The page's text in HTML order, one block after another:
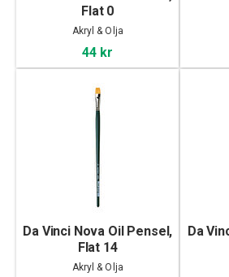
Flat 0
Akryl & Olja
44 kr
Da Vinci Nova Oil Pensel,
Flat 14
Akryl & Olja
Da